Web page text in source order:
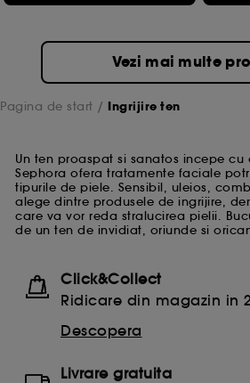
Vezi mai multe
Pagina de start Ingrijire ten
Un ten proaspat si sanatos incepe
Sephora ofera tratamente faciale
tipurile de piele. Sensibil, uleios,
alege dintre produsele de ingrijire,
care va vor reda stralucirea pielii.
de un ten de invidiat, oriunde si
Click&Collect
Ridicare din magazin in
Descopera
Livrare gratuita